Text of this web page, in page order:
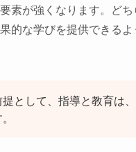
要素が強くなります。ど
的な学びを提供できる
として、指導と教育は